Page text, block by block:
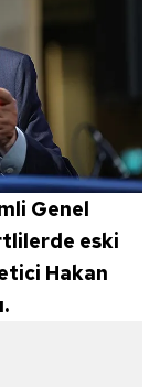
Genel
eski
Hakan